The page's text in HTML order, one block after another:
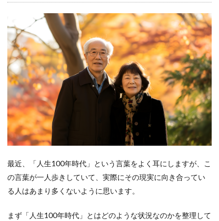
時
は
2
病
気
を
診
ず
し
て
病
人
を
よ
3
セ
ル
ケ
最近、「人生100年時代」という言葉をよく耳にしますが、こ
の言葉が一人歩きしていて、実際にその現実に向き合ってい
る人はあまり多くないように思います。
まず「人生100年時代」とはどのような状況なのかを整理して